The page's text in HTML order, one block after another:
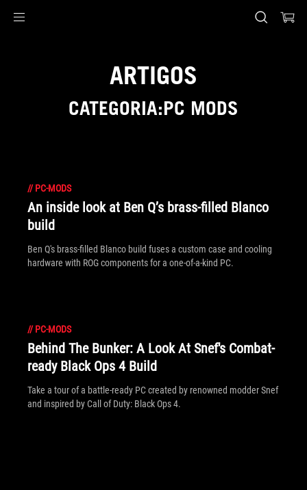
ARTIGOS
CATEGORIA:PC MODS
// PC-MODS
An inside look at Ben Q’s brass-filled Blanco
build
Ben Q's brass-filled Blanco build fuses a custom case and cooling
hardware with ROG components for a one-of-a-kind PC.
// PC-MODS
Behind The Bunker: A Look At Snef's Combat-
ready Black Ops 4 Build
Take a tour of a battle-ready PC created by renowned modder Snef
and inspired by Call of Duty: Black Ops 4.